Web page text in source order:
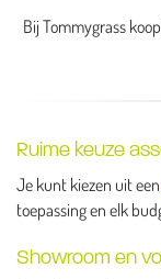
Bij Tommygrass
Ruime keuze
Je kunt kiezen uit een
toepassing en elk
Showroom en